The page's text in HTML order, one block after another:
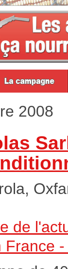
2008
de
France -